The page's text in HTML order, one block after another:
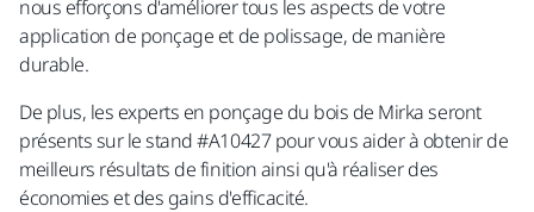
nous efforçons d'améliorer tous les aspects de votre
application de ponçage et de polissage, de manière
durable.
De plus, les experts en ponçage du bois de Mirka seront
présents sur le stand #A10427 pour vous aider à obtenir de
meilleurs résultats de finition ainsi qu'à réaliser des
économies et des gains d'efficacité.